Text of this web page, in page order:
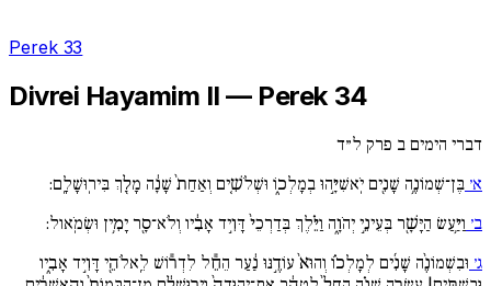
Perek 33
Divrei Hayamim II — Perek 34
דברי הימים ב פרק ל״ד
א׳ בֶּן־שְׁמוֹנֶ֥ה שָׁנִ֖ים יֹֽאשִׁיָּ֣הוּ בְמָלְכ֑וֹ וּשְׁלֹשִׁ֚ים וְאַחַת֙ שָׁנָ֔ה מָלַ֖ךְ בִּירֽוּשָׁלִָֽם:
ב׳ וַיַּ֥עַשׂ הַיָּשָׁ֖ר בְּעֵינֵ֣י יְהֹוָ֑ה וַיֵּ֗לֶךְ בְּדַרְכֵי֙ דָּוִ֣יד אָבִ֔יו וְלֹא־סָ֖ר יָמִ֥ין וּשְׂמֹֽאול:
ג׳ וּבִשְׁמוֹנֶ֨ה שָׁנִ֜ים לְמָלְכ֗וֹ וְהוּא֙ עוֹדֶ֣נּוּ נַ֔עַר הֵחֵ֕ל לִדְר֕וֹשׁ לֵֽאלֹהֵ֖י דָּוִ֣יד אָבִ֑יו